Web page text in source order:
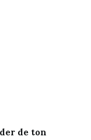
de ton